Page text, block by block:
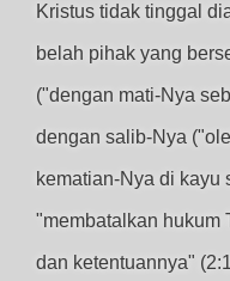
Kristus tidak tinggal
belah pihak yang
("dengan mati-Nya
dengan salib-Nya
kematian-Nya di kayu
"membatalkan hukum
dan ketentuannya"